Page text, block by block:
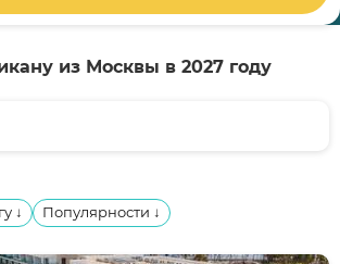
из Москвы в 2027 году
↓ Популярности ↓